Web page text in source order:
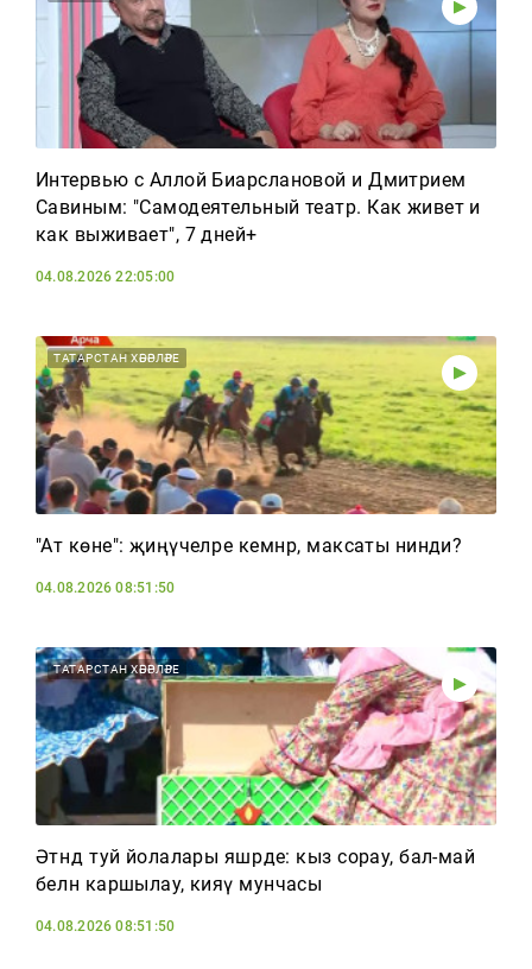
Интервью с Аллой Биарслановой и Дмитрием
Савиным: "Самодеятельный театр. Как живет и
как выживает", 7 дней+
04.08.2026 22:05:00
ТАТАРСТАН ХӘБӘРЛӘРЕ
"Ат көне": җиңүчеләре кемнәр, максаты нинди?
04.08.2026 08:51:50
ТАТАРСТАН ХӘБӘРЛӘРЕ
Әтнәдә туй йолалары яшәрде: кыз сорау, бал-май
белән каршылау, кияү мунчасы
04.08.2026 08:51:50